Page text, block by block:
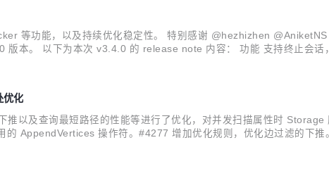
等功能，以及持续优化稳定性。 特别感谢 @hezhizhen
本。 以下为本次 v3.4.0 的 release note 内容： 功能 支持终止会
优化
以及查询最短路径的性能等进行了优化，对并发扫描属性时
AppendVertices 操作符。#4277 增加优化规则，优化边过滤的下